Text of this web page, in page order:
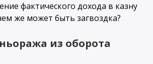
фактического дохода в казну
же может быть загвоздка?
из оборота